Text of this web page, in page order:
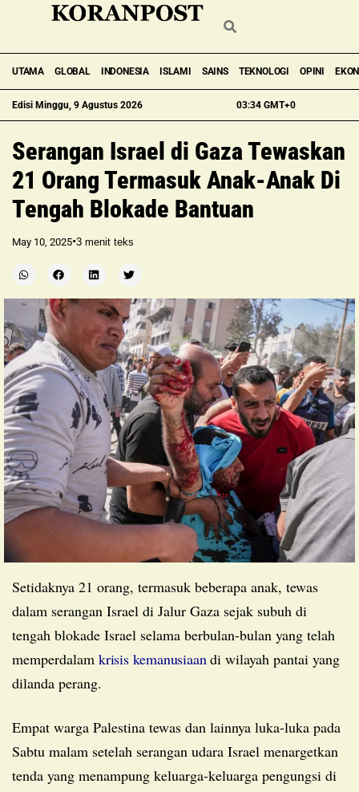
Edisi Minggu, 9 Agustus 2026 03:34 GMT+0
UTAMA GLOBAL INDONESIA ISLAMI SAINS TEKNOLOGI OPINI
Serangan Israel di Gaza Tewaskan
21 Orang Termasuk Anak-Anak Di
Tengah Blokade Bantuan
May 10, 2025•3 menit teks
Setidaknya 21 orang, termasuk beberapa anak, tewas
dalam serangan Israel di Jalur Gaza sejak subuh di
tengah blokade Israel selama berbulan-bulan yang telah
memperdalam krisis kemanusiaan di wilayah pantai yang
dilanda perang.
Empat warga Palestina tewas dan lainnya luka-luka pada
Sabtu malam setelah serangan udara Israel menargetkan
tenda yang menampung keluarga-keluarga pengungsi di